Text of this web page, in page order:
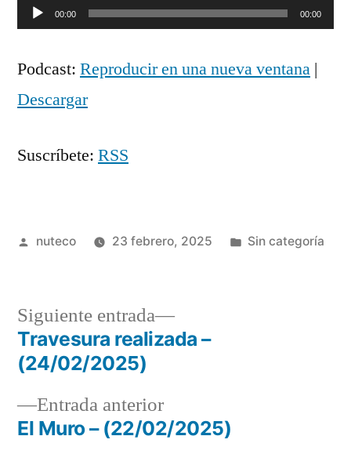
Reproductor
audio
00:00 00:00
Podcast: Reproducir en una nueva ventana |
Descargar
Suscríbete: RSS
Publicada
nuteco 23 febrero, 2025
Publicada
Sin categoría
Navegación
entradas
Entrada anteriorEntrada
anterior:
El Muro – (22/02/2025)
Siguiente entrada
Siguiente
entrada:
Travesura realizada –
(24/02/2025)